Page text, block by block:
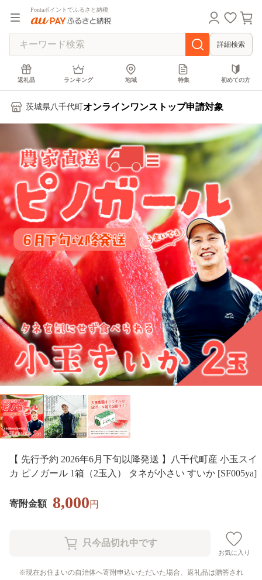
Pontaポイントでふるさと納税
詳細検索
返礼品 ランキング 地域 特集 初めての方
茨城県八千代町 オンラインワンストップ申請対象
【 先行予約 2026年6月下旬以降発送 】八千代町産 小玉スイ
カ ピノガール 1箱（2玉入） タネが小さい すいか [SF005ya]
寄附金額 8,000円
お気に入り
現在お住まいの自治体へ寄附申込いただいた場合、返礼品は贈答され